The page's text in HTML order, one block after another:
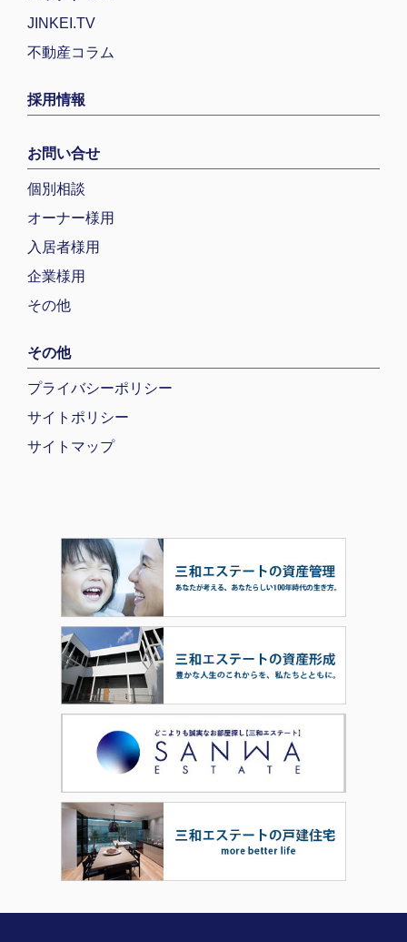
JINKEI.TV
不動産コラム
採用情報
お問い合せ
個別相談
オーナー様用
入居者様用
企業様用
その他
その他
プライバシーポリシー
サイトポリシー
サイトマップ